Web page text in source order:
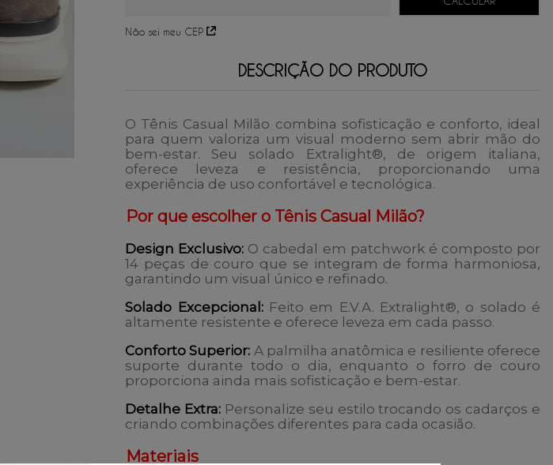
6xde R$ 79,90
Não sei meu CEP
DESCRIÇÃO DO PRODUTO
O Tênis Casual Milão combina sofisticação e conforto, ideal
para quem valoriza um visual moderno sem abrir mão do
bem-estar. Seu solado Extralight®, de origem italiana,
oferece leveza e resistência, proporcionando uma
experiência de uso confortável e tecnológica.
Por que escolher o Tênis Casual Milão?
Design Exclusivo: O cabedal em patchwork é composto por
14 peças de couro que se integram de forma harmoniosa,
garantindo um visual único e refinado.
Solado Excepcional: Feito em E.V.A. Extralight®, o solado é
altamente resistente e oferece leveza em cada passo.
Conforto Superior: A palmilha anatômica e resiliente oferece
suporte durante todo o dia, enquanto o forro de couro
proporciona ainda mais sofisticação e bem-estar.
Detalhe Extra: Personalize seu estilo trocando os cadarços e
criando combinações diferentes para cada ocasião.
Materiais